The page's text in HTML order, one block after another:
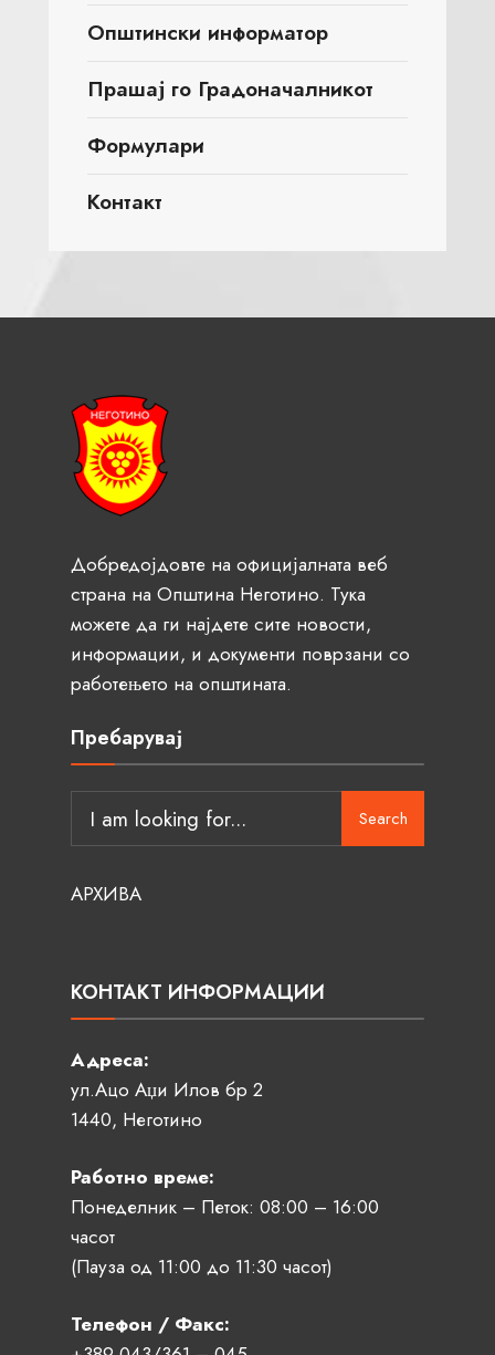
Општински информатор
Прашај го Градоначалникот
Формулари
Контакт
Добредојдовте на официјалната веб
страна на Општина Неготино. Тука
можете да ги најдете сите новости,
информации, и документи поврзани со
работењето на општината.
Пребарувај
Search
АРХИВА
КОНТАКТ ИНФОРМАЦИИ
Адреса:
ул.Ацо Аџи Илов бр 2
1440, Неготино
Работно време:
Понеделник – Петок: 08:00 – 16:00
часот
(Пауза од 11:00 до 11:30 часот)
Телефон / Факс: